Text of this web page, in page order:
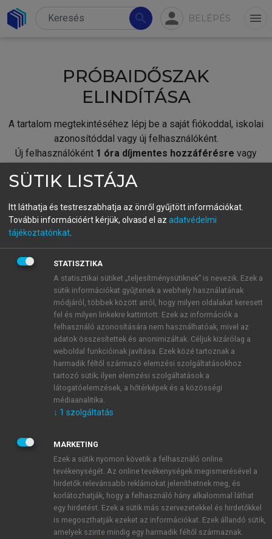
search person BELÉPÉS menu
PRÓBAIDŐSZAK
ELINDÍTÁSA
A tartalom megtekintéséhez lépj be a saját fiókoddal, iskolai
azonosítóddal vagy új felhasználóként.
Új felhasználóként 1 óra díjmentes hozzáférésre vagy
fiókoddal,vagy hozz létre új fiókot.
A regisztráció után apróbaidőszakautomatikusan
BELÉPÉS SAJÁT FIÓKKAL
ÚJ FIÓK LÉTREHOZÁSA
1 óra díjmentes hozzáférés
E-MAIL-CÍM
JELSZÓ
JELSZÓ ÚJRA
Kérek értesítést a MeRSZ újdonságairól, akcióiról.
SÜTIK LISTÁJA
Itt láthatja és testreszabhatja az önről gyűjtött információkat.
További információért kérjük, olvasd el az adatvédelmi
tájékoztatónkat
STATISZTIKA
A statisztikai sütiket „teljesítménysütiknek” is nevezik. Ezek a
sütik információkat gyűjtenek a webhely használatának
módjáról, többek között arról, hogy milyen oldalakat keresett
fel és milyen linkekre kattintott. Ezek az információk a
felhasználó azonosítására nem használhatóak, mivel az
adatok összesítettek és anonimizáltak. Céljuk kizárólag a
weboldal funkcióinak javítása. Ezek közé tartoznak a
harmadik féltől származó elemzési szolgáltatásokhoz
tartozó sütik; ilyen elemzési szolgáltatások a
látogatóelemzések, a hőtérképek és a közösségi
médiaanalitika.
↓ 1 szolgáltatás
MARKETING
Ezek a sütik nyomon követik a felhasználó online
tevékenységét. Az online tevékenységek megismerésével a
hirdetők relevánsabb reklámokat jeleníthetnek meg, és
korlátozhatják, hogy a felhasználó hány alkalommal láthat
egy hirdetést. Ezek a sütik más szervezetekkel és hirdetőkkel
is megoszthatják ezeket az információkat. Ezek állandó sütik,
amelyek szinte mindig egy harmadik féltől származnak.